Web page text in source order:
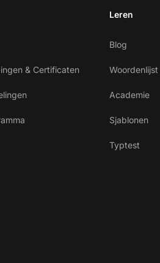
& Certificaten
Leren
Blog
Woordenlijst
Academie
Sjablonen
Typtest